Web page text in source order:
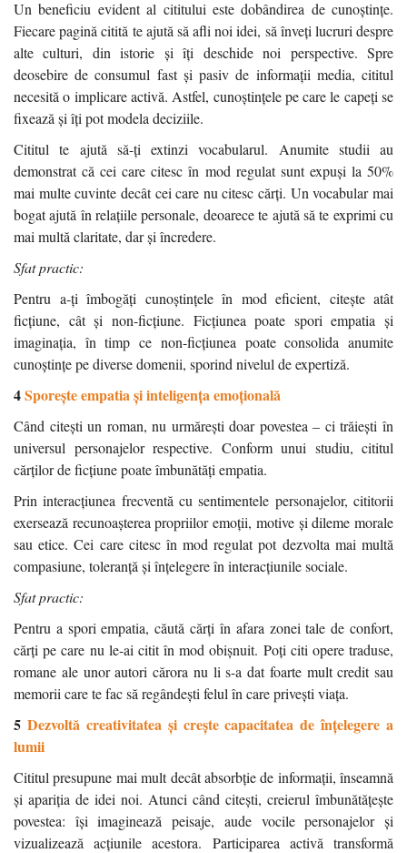
Un beneficiu evident al cititului este dobândirea de cunoștințe.
Fiecare pagină citită te ajută să afli noi idei, să înveți lucruri despre
alte culturi, din istorie și îți deschide noi perspective. Spre
deosebire de consumul fast și pasiv de informații media, cititul
necesită o implicare activă. Astfel, cunoștințele pe care le capeți se
fixează și îți pot modela deciziile.
Cititul te ajută să-ți extinzi vocabularul. Anumite studii au
demonstrat că cei care citesc în mod regulat sunt expuși la 50%
mai multe cuvinte decât cei care nu citesc cărți. Un vocabular mai
bogat ajută în relațiile personale, deoarece te ajută să te exprimi cu
mai multă claritate, dar și încredere.
Sfat practic:
Pentru a-ți îmbogăți cunoștințele în mod eficient, citește atât
ficțiune, cât și non-ficțiune. Ficțiunea poate spori empatia și
imaginația, în timp ce non-ficțiunea poate consolida anumite
cunoștințe pe diverse domenii, sporind nivelul de expertiză.
4Sporește empatia și inteligența emoțională
Când citești un roman, nu urmărești doar povestea – ci trăiești în
universul personajelor respective. Conform unui studiu, cititul
cărților de ficțiune poate îmbunătăți empatia.
Prin interacțiunea frecventă cu sentimentele personajelor, cititorii
exersează recunoașterea propriilor emoții, motive și dileme morale
sau etice. Cei care citesc în mod regulat pot dezvolta mai multă
compasiune, toleranță și înțelegere în interacțiunile sociale.
Sfat practic:
Pentru a spori empatia, căută cărți în afara zonei tale de confort,
cărți pe care nu le-ai citit în mod obișnuit. Poți citi opere traduse,
romane ale unor autori cărora nu li s-a dat foarte mult credit sau
memorii care te fac să regândești felul în care privești viața.
5 Dezvoltă creativitatea și crește capacitatea de înțelegere a
lumii
Cititul presupune mai mult decât absorbție de informații, înseamnă
și apariția de idei noi. Atunci când citești, creierul îmbunătățește
povestea: își imaginează peisaje, aude vocile personajelor și
vizualizează acțiunile acestora. Participarea activă transformă